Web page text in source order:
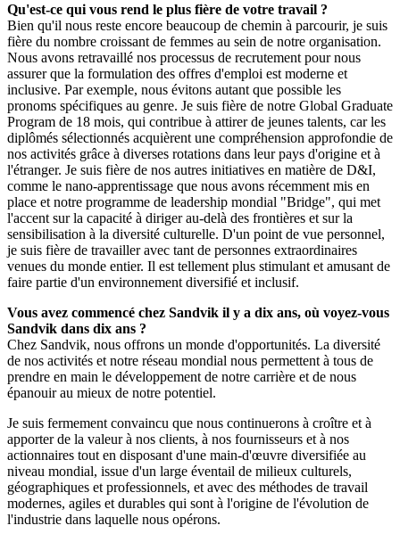
Qu'est-ce qui vous rend le plus fière de votre travail ?
Bien qu'il nous reste encore beaucoup de chemin à parcourir, je suis
fière du nombre croissant de femmes au sein de notre organisation.
Nous avons retravaillé nos processus de recrutement pour nous
assurer que la formulation des offres d'emploi est moderne et
inclusive. Par exemple, nous évitons autant que possible les
pronoms spécifiques au genre. Je suis fière de notre Global Graduate
Program de 18 mois, qui contribue à attirer de jeunes talents, car les
diplômés sélectionnés acquièrent une compréhension approfondie de
nos activités grâce à diverses rotations dans leur pays d'origine et à
l'étranger. Je suis fière de nos autres initiatives en matière de D&I,
comme le nano-apprentissage que nous avons récemment mis en
place et notre programme de leadership mondial "Bridge", qui met
l'accent sur la capacité à diriger au-delà des frontières et sur la
sensibilisation à la diversité culturelle. D'un point de vue personnel,
je suis fière de travailler avec tant de personnes extraordinaires
venues du monde entier. Il est tellement plus stimulant et amusant de
faire partie d'un environnement diversifié et inclusif.
Vous avez commencé chez Sandvik il y a dix ans, où voyez-vous
Sandvik dans dix ans ?
Chez Sandvik, nous offrons un monde d'opportunités. La diversité
de nos activités et notre réseau mondial nous permettent à tous de
prendre en main le développement de notre carrière et de nous
épanouir au mieux de notre potentiel.
Je suis fermement convaincu que nous continuerons à croître et à
apporter de la valeur à nos clients, à nos fournisseurs et à nos
actionnaires tout en disposant d'une main-d'œuvre diversifiée au
niveau mondial, issue d'un large éventail de milieux culturels,
géographiques et professionnels, et avec des méthodes de travail
modernes, agiles et durables qui sont à l'origine de l'évolution de
l'industrie dans laquelle nous opérons.